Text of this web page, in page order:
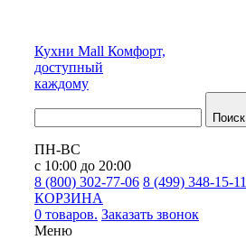
Кухни Mall Комфорт,
доступный
каждому
Поиск
ПН-ВС
с 10:00 до 20:00
8 (800) 302-77-06 8 (499) 348-15-11
КОРЗИНА
0 товаров. Заказать звонок
Меню